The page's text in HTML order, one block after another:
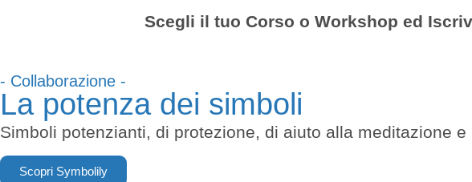
Scegli il tuo Corso o Workshop ed
- Collaborazione -
La potenza dei simboli
Simboli potenzianti, di protezione, di aiuto alla meditazione e
Scopri Symbolily